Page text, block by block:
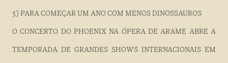
5) PARA COMEÇAR UM ANO COM MENOS DINOSSAUROS
O CONCERTO DO PHOENIX NA ÓPERA DE ARAME ABRE A
TEMPORADA DE GRANDES SHOWS INTERNACIONAIS EM